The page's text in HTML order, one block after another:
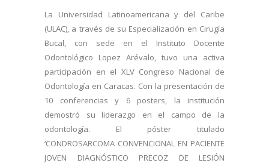
La Universidad Latinoamericana y del Caribe
(ULAC), a través de su Especialización en Cirugía
Bucal, con sede en el Instituto Docente
Odontológico Lopez Arévalo, tuvo una activa
participación en el XLV Congreso Nacional de
Odontología en Caracas. Con la presentación de
10 conferencias y 6 posters, la institución
demostró su liderazgo en el campo de la
odontología. El póster titulado
‘CONDROSARCOMA CONVENCIONAL EN PACIENTE
JOVEN DIAGNÓSTICO PRECOZ DE LESIÓN